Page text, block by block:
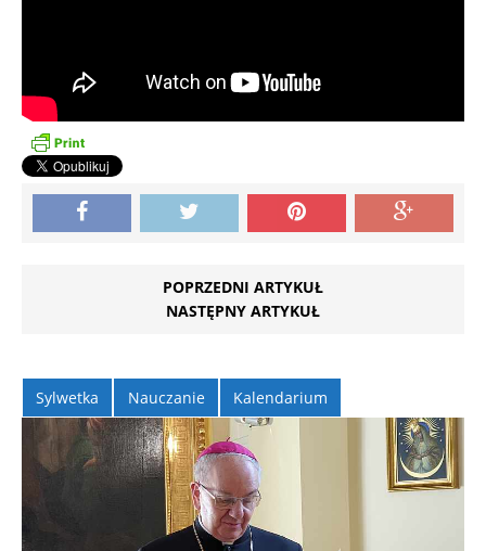
POPRZEDNI ARTYKUŁ
NASTĘPNY ARTYKUŁ
Sylwetka Nauczanie Kalendarium